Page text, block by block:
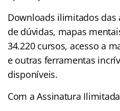
Downloads ilimitados das
de dúvidas, mapas
34.220 cursos, acesso a
e outras ferramentas
disponíveis.
Com a Assinatura